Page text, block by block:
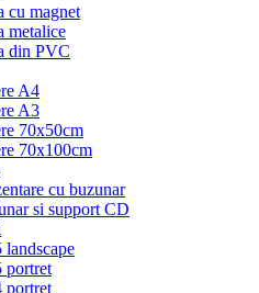
cu magnet
metalice
din PVC
A4
A3
70x50cm
70x100cm
cu buzunar
si support CD
landscape
portret
portret